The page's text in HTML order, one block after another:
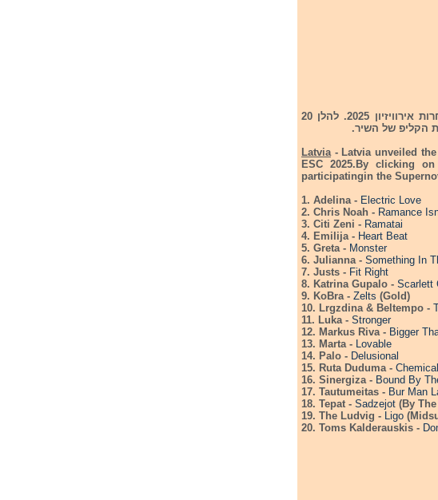
פרסמה את 20 השירים שישתתפו בסופרנובה - הקדם שלה לתחרות אירוויזיון 2025. להלן 20
הקליפ של השיר.
Latvia- Latvia unveiled
ESC 2025.By clicking
participatingin the
1. Adelina - Electric Love
2. Chris Noah - Ramance
3. Citi Zeni - Ramatai
4. Emilija - Heart Beat
5. Greta - Monster
6. Julianna - Something In
7. Justs - Fit Right
8. Katrina Gupalo - Scarlett
9. KoBra - Zelts (Gold)
10. Lrgzdina & Beltempo -
11. Luka - Stronger
12. Markus Riva - Bigger
13. Marta - Lovable
14. Palo - Delusional
15. Ruta Duduma - Chemical
16. Sinergiza - Bound By
17. Tautumeitas - Bur Man
18. Tepat - Sadzejot (By
19. The Ludvig - Ligo
20. Toms Kalderauskis -